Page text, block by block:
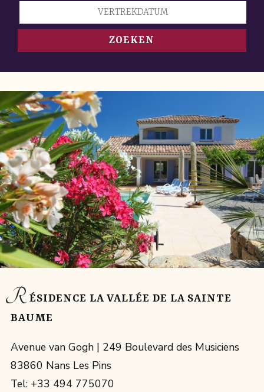
ZOEKEN
R ÉSIDENCE LA VALLÉE DE LA SAINTE
BAUME
Avenue van Gogh | 249 Boulevard des Musiciens
83860 Nans Les Pins
Tel: +33 494 775070